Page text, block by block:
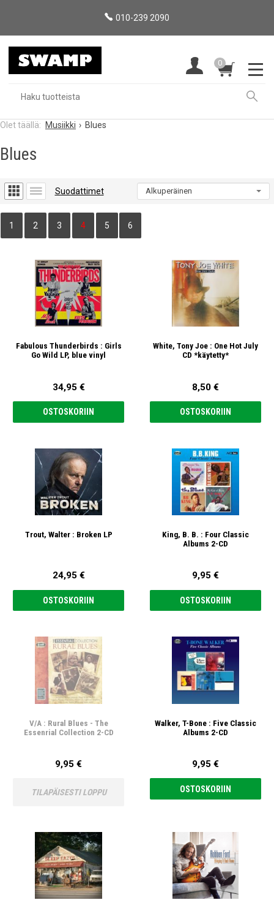
010-239 2090
0
Musiikki Blues
Blues
Suodattimet
1 2 3 4 5 6
Fabulous Thunderbirds : Girls
Go Wild LP, blue vinyl
34,95 €
OSTOSKORIIN
White, Tony Joe : One Hot July
CD *käytetty*
8,50 €
OSTOSKORIIN
Trout, Walter : Broken LP
24,95 €
OSTOSKORIIN
King, B. B. : Four Classic
Albums 2-CD
9,95 €
OSTOSKORIIN
V/A : Rural Blues - The
Essenrial Collection 2-CD
9,95 €
TILAPÄISESTI LOPPU
Walker, T-Bone : Five Classic
Albums 2-CD
9,95 €
OSTOSKORIIN